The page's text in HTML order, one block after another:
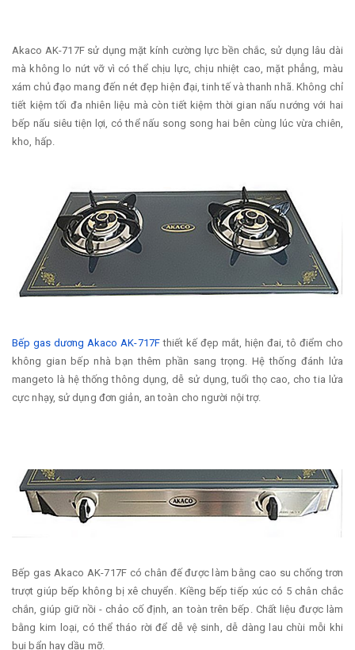
Akaco AK-717F sử dụng mặt kính cường lực bền chắc, sử dụng lâu dài
mà không lo nứt vỡ vì có thể chịu lực, chịu nhiệt cao, mặt phẳng, màu
xám chủ đạo mang đến nét đẹp hiện đại, tinh tế và thanh nhã. Không chỉ
tiết kiệm tối đa nhiên liệu mà còn tiết kiệm thời gian nấu nướng với hai
bếp nấu siêu tiện lợi, có thể nấu song song hai bên cùng lúc vừa chiên,
kho, hấp.
Bếp gas dương Akaco AK-717Fthiết kế đẹp mắt, hiện đai, tô điểm cho
không gian bếp nhà bạn thêm phần sang trọng. Hệ thống đánh lửa
mangeto là hệ thống thông dụng, dễ sử dụng, tuổi thọ cao, cho tia lửa
cực nhạy, sử dụng đơn giản, an toàn cho người nội trợ.
Bếp gas Akaco AK-717F có chân đế được làm bằng cao su chống trơn
trượt giúp bếp không bị xê chuyển. Kiềng bếp tiếp xúc có 5 chân chắc
chắn, giúp giữ nồi - chảo cố định, an toàn trên bếp. Chất liệu được làm
bằng kim loại, có thể tháo rời để dễ vệ sinh, dễ dàng lau chùi mỗi khi
bụi bẩn hay dầu mỡ.